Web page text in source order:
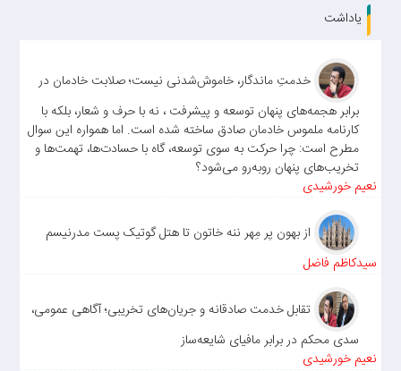
یاداشت
خدمتِ ماندگار، خاموش‌شدنی نیست؛ صلابت خادمان در
برابر هجمه‌های پنهان توسعه و پیشرفت ، نه با حرف و شعار، بلکه با
کارنامه ملموس خادمان صادق ساخته شده است. اما همواره این سوال
مطرح است: چرا حرکت به سوی توسعه، گاه با حسادت‌ها، تهمت‌ها و
تخریب‌های پنهان روبه‌رو می‌شود؟
نعیم خورشیدی
از بهون پر مِهر ننه خاتون تا هتل گوتیک پست مدرنیسم
سیدکاظم فاضل
تقابل خدمت صادقانه و جریان‌های تخریبی؛ آگاهی عمومی،
سدی محکم در برابر مافیای شایعه‌ساز
نعیم خورشیدی